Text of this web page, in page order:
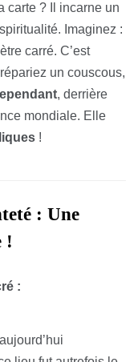
carte ? Il incarne un
Imaginez :
carré. C’est
un couscous,
, derrière
mondiale. Elle
!
: Une
!
: